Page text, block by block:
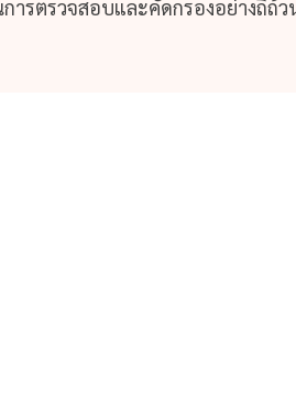
ารตรวจสอบและคัดกรองอย่างถี่ถ้